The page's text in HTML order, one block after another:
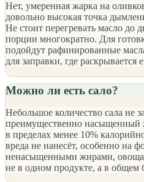
Нет, умеренная жарка на
довольно высокая точка
Не стоит перегревать масло до
порции многократно. Для
подойдут рафинированные
для заправки, где раскрывается
Можно ли есть сало?
Небольшое количество сала не
преимущественно насыщенный
в пределах менее 10%
вреда не нанесёт, особенно на
ненасыщенными жирами,
не в одном продукте, а в общем